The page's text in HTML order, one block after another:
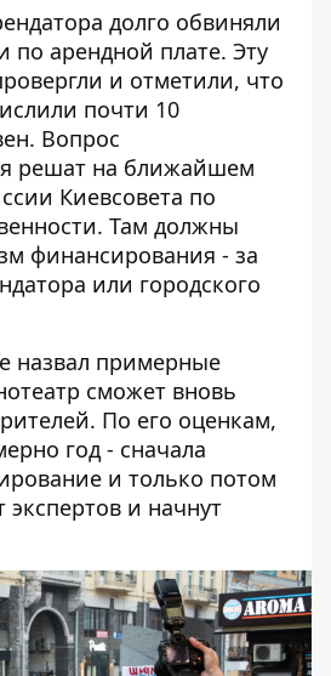
долго обвиняли
по арендной плате. Эту
и отметили, что
почти 10
Вопрос
решат на ближайшем
Киевсовета по
Там должны
финансирования - за
или городского
назвал примерные
сможет вновь
По его оценкам,
год - сначала
и только потом
экспертов и начнут